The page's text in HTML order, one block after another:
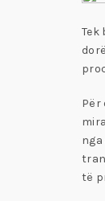
Tek
Për
të